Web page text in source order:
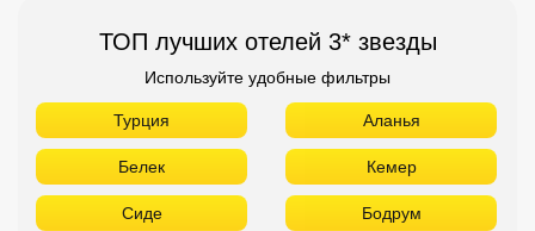
ТОП лучших отелей 3* звезды
Используйте удобные фильтры
Турция Аланья
Белек Кемер
Сиде Бодрум